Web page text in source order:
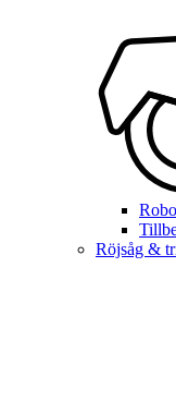
Röjsåg &